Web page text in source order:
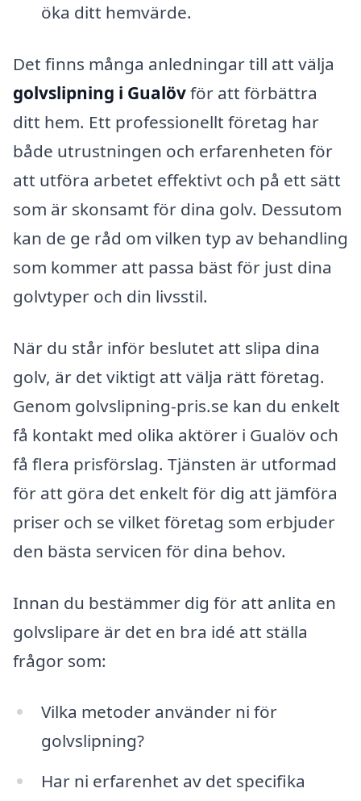
öka ditt hemvärde.
Det finns många anledningar till att välja
golvslipning i Gualövför att förbättra
ditt hem. Ett professionellt företag har
både utrustningen och erfarenheten för
att utföra arbetet effektivt och på ett sätt
som är skonsamt för dina golv. Dessutom
kan de ge råd om vilken typ av behandling
som kommer att passa bäst för just dina
golvtyper och din livsstil.
När du står inför beslutet att slipa dina
golv, är det viktigt att välja rätt företag.
Genom golvslipning-pris.se kan du enkelt
få kontakt med olika aktörer i Gualöv och
få flera prisförslag. Tjänsten är utformad
för att göra det enkelt för dig att jämföra
priser och se vilket företag som erbjuder
den bästa servicen för dina behov.
Innan du bestämmer dig för att anlita en
golvslipare är det en bra idé att ställa
frågor som:
Vilka metoder använder ni för
golvslipning?
Har ni erfarenhet av det specifika